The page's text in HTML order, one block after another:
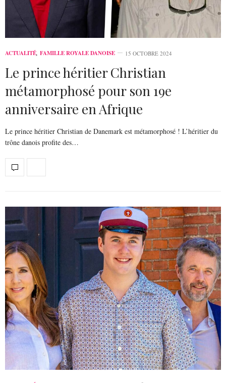
ACTUALITÉ, FAMILLE ROYALE DANOISE 15 OCTOBRE 2024
Le prince héritier Christian
métamorphosé pour son 19e
anniversaire en Afrique
Le prince héritier Christian de Danemark est métamorphosé ! L’héritier du
trône danois profite des…